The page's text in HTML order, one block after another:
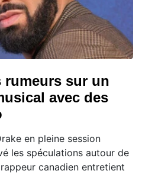
rumeurs sur un
avec des
en pleine session
les spéculations autour de
canadien entretient